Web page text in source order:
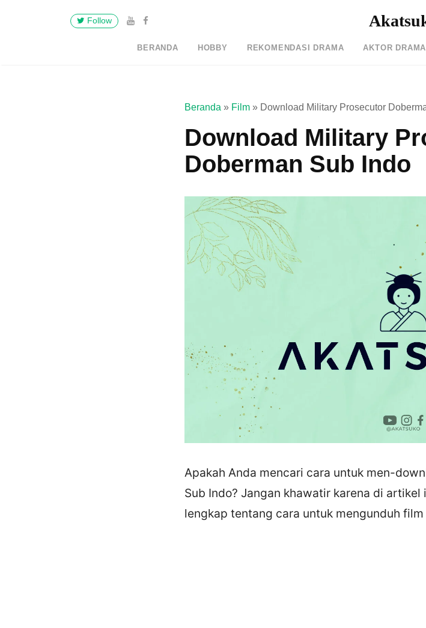
Follow
BERANDA HOBBY REKOMENDASI DRAMA AKTOR
Beranda » Film » Download Military Prosecutor
Download Military
Doberman Sub Indo
Apakah Anda mencari cara untuk men-
Sub Indo? Jangan khawatir karena di
lengkap tentang cara untuk mengunduh